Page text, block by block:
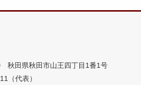
秋田県秋田市山王四丁目1番1号
（代表）